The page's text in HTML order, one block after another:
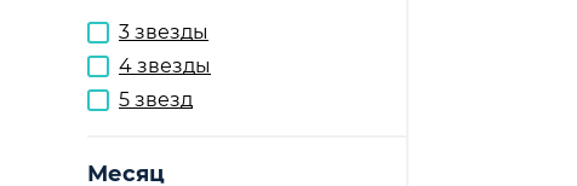
3 звезды
4 звезды
5 звезд
Месяц